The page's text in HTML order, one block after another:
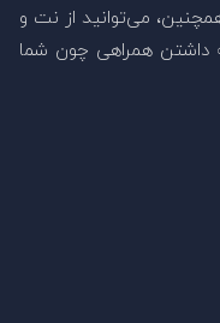
می‌توانید از نت و
داشتن همراهی چون شما